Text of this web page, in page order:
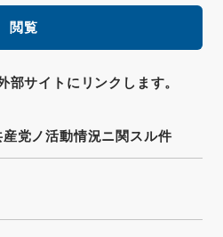
閲覧
部サイトにリンクします。
党ノ活動情況ニ関スル件